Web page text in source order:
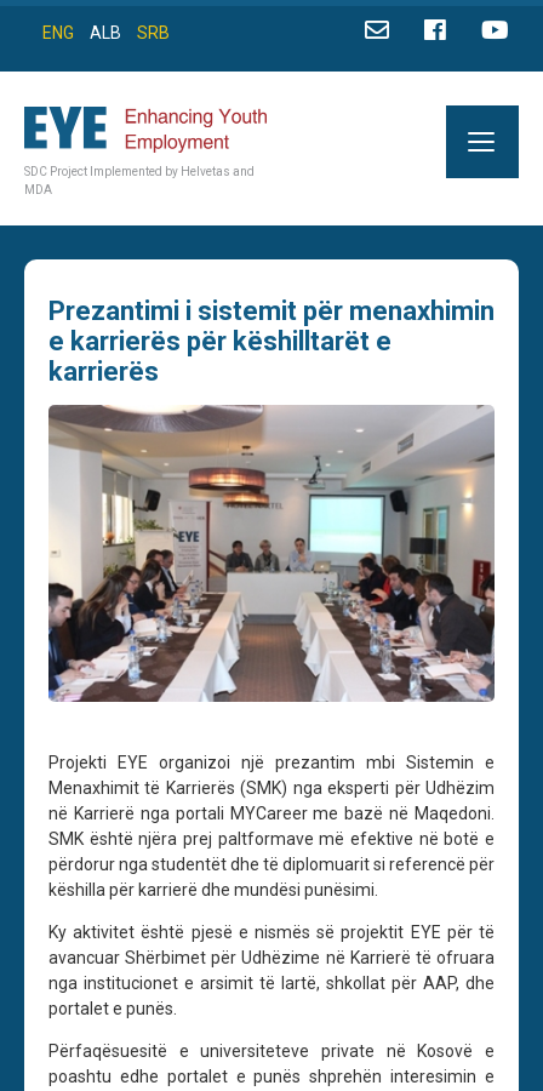
ENG ALB SRB
SDC Project Implemented by Helvetas and
MDA
Prezantimi i sistemit për menaxhimin
e karrierës për këshilltarët e
karrierës
Projekti EYE organizoi një prezantim mbi Sistemin e
Menaxhimit të Karrierës (SMK) nga eksperti për Udhëzim
në Karrierë nga portali MYCareer me bazë në Maqedoni.
SMK është njëra prej paltformave më efektive në botë e
përdorur nga studentët dhe të diplomuarit si referencë për
këshilla për karrierë dhe mundësi punësimi.
Ky aktivitet është pjesë e nismës së projektit EYE për të
avancuar Shërbimet për Udhëzime në Karrierë të ofruara
nga institucionet e arsimit të lartë, shkollat për AAP, dhe
portalet e punës.
Përfaqësuesitë e universiteteve private në Kosovë e
poashtu edhe portalet e punës shprehën interesimin e